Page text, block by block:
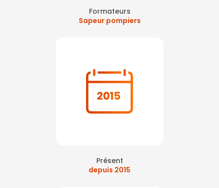
Formateurs
Sapeur pompiers
Présent
depuis 2015